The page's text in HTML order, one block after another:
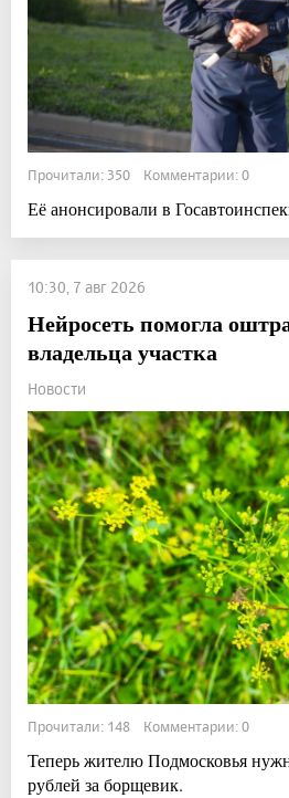
Прочитали: 350 Комментарии: 0
Её анонсировали в
10:30, 7 авг 2026
Нейросеть помогла
владельца участка
Новости
Прочитали: 148 Комментарии: 0
Теперь жителю Подмосковья
рублей за борщевик.